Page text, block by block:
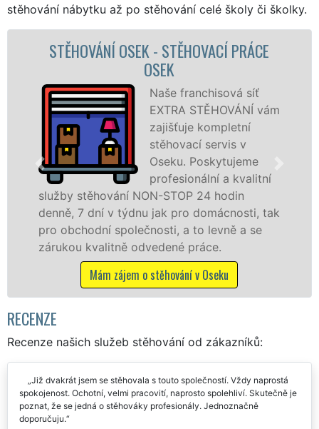
stěhování nábytku až po stěhování celé školy či školky.
tak
STĚHOVACÍ SLUŽBA OSEK -
Poskytujeme
stěhovací
Oseku na
úrovni se
stěhovací
technikou.
služby zajišťujeme domácnostem i
celém okresu Rokycany se zárukou
franchisové sítě EXTRA STĚHOVÁNÍ.
Nabízíme stěhovací služby NON-STOP
včetně víkendů a svátků bez příplatků.
Mám zájem o stěhovací služby v Oseku
RECENZE
Recenze našich služeb stěhování od zákazníků:
Již dvakrát jsem se stěhovala s touto společností. Vždy naprostá
spokojenost. Ochotní, velmi pracovití, naprosto spolehliví. Skutečně je
poznat, že se jedná o stěhováky profesionály. Jednoznačně